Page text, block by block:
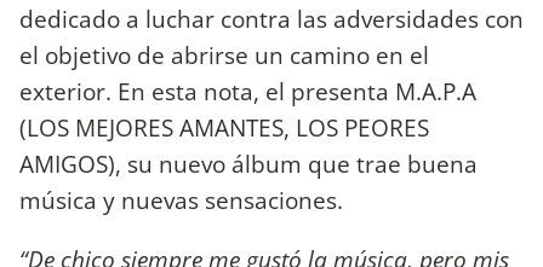
dedicado a luchar contra las adversidades con
el objetivo de abrirse un camino en el
exterior. En esta nota, el presenta M.A.P.A
(LOS MEJORES AMANTES, LOS PEORES
AMIGOS), su nuevo álbum que trae buena
música y nuevas sensaciones.
“De chico siempre me gustó la música, pero mis